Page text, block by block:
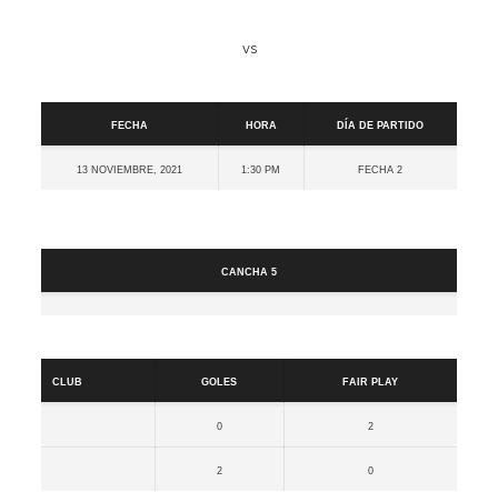
vs
Fecha
Hora Día de partido
13 noviembre, 2021 1:30 pm Fecha 2
Cancha 5
Club
Goles Fair Play
0 2
2 0